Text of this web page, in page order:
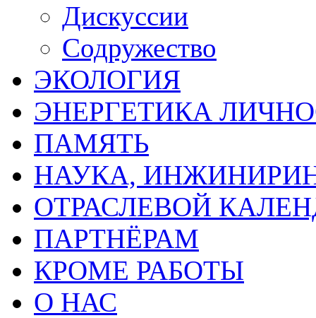
Дискуссии
Содружество
ЭКОЛОГИЯ
ЭНЕРГЕТИКА
ПАМЯТЬ
НАУКА,
ОТРАСЛЕВОЙ
ПАРТНЁРАМ
КРОМЕ РАБОТЫ
О НАС